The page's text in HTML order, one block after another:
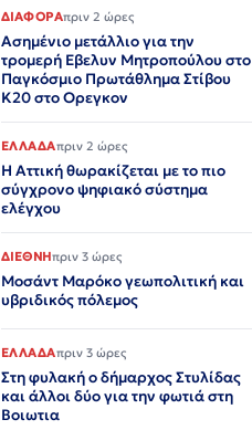
ΔΙΑΦΟΡΑπριν 2 ώρες
Ασημένιο μετάλλιο για την
τρομερή Εβελυν Μητροπούλου στο
Παγκόσμιο Πρωτάθλημα Στίβου
Κ20 στο Ορεγκον
ΕΛΛΑΔΑπριν 2 ώρες
Η Αττική θωρακίζεται με το πιο
σύγχρονο ψηφιακό σύστημα
ελέγχου
ΔΙΕΘΝΗπριν 3 ώρες
Μοσάντ Μαρόκο γεωπολιτική και
υβριδικός πόλεμος
ΕΛΛΑΔΑπριν 3 ώρες
Στη φυλακή ο δήμαρχος Στυλίδας
και άλλοι δύο για την φωτιά στη
Βοιωτια